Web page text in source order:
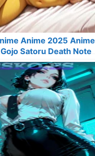
Anime 2025 Anime
Satoru Death Note